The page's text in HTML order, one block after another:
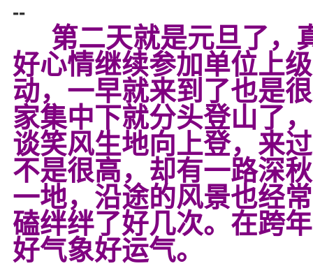
--
第二天就是元旦了，
好心情继续参加单位上
动，一早就来到了也是
家集中下就分头登山了
谈笑风生地向上登，来
不是很高，却有一路深
一地，沿途的风景也经
磕绊绊了好几次。在跨
好气象好运气。